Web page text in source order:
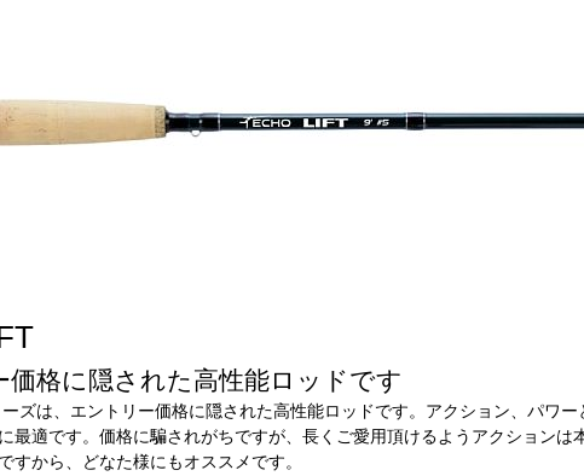
格に隠された高性能ロッドです
ズは、エントリー価格に隠された高性能ロッドです。アクション、パワ
最適です。価格に騙されがちですが、長くご愛用頂けるようアクションは
から、どなた様にもオススメです。